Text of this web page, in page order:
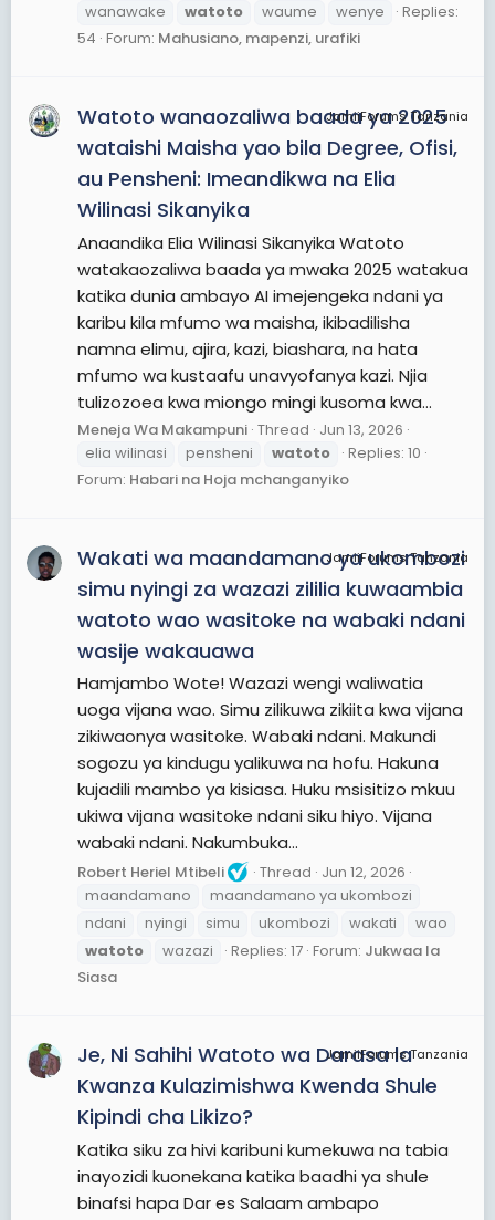
wanawake
watoto waume wenye
Replies:
54 Forum: Mahusiano, mapenzi, urafiki
JamiiForums Tanzania
Watoto wanaozaliwa baada ya 2025
wataishi Maisha yao bila Degree, Ofisi,
au Pensheni: Imeandikwa na Elia
Wilinasi Sikanyika
Anaandika Elia Wilinasi Sikanyika Watoto
watakaozaliwa baada ya mwaka 2025 watakua
katika dunia ambayo AI imejengeka ndani ya
karibu kila mfumo wa maisha, ikibadilisha
namna elimu, ajira, kazi, biashara, na hata
mfumo wa kustaafu unavyofanya kazi. Njia
tulizozoea kwa miongo mingi kusoma kwa...
Meneja Wa Makampuni Thread Jun 13, 2026
elia wilinasi
pensheni watoto
Replies: 10
Forum: Habari na Hoja mchanganyiko
JamiiForums Tanzania
Wakati wa maandamano ya ukombozi
simu nyingi za wazazi zililia kuwaambia
watoto wao wasitoke na wabaki ndani
wasije wakauawa
Hamjambo Wote! Wazazi wengi waliwatia
uoga vijana wao. Simu zilikuwa zikiita kwa vijana
zikiwaonya wasitoke. Wabaki ndani. Makundi
sogozu ya kindugu yalikuwa na hofu. Hakuna
kujadili mambo ya kisiasa. Huku msisitizo mkuu
ukiwa vijana wasitoke ndani siku hiyo. Vijana
wabaki ndani. Nakumbuka...
Robert Heriel Mtibeli Thread Jun 12, 2026
maandamano
maandamano ya ukombozi
ndani
nyingi simu ukombozi wakati
wao
watoto
wazazi Replies: 17 Forum: Jukwaa la
Siasa
JamiiForums Tanzania
Je, Ni Sahihi Watoto wa Darasa la
Kwanza Kulazimishwa Kwenda Shule
Kipindi cha Likizo?
Katika siku za hivi karibuni kumekuwa na tabia
inayozidi kuonekana katika baadhi ya shule
binafsi hapa Dar es Salaam ambapo